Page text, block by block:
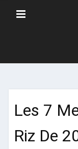
Les 7
Riz De